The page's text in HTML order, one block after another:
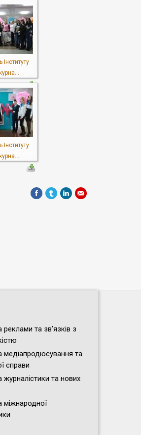
Інституту
Інституту
та зв’язків з
медіапродюсування та
справи
та нових